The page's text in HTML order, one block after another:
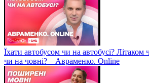
Їхати автобусом чи на автобусі?
чи на човні? – Авраменко. Online